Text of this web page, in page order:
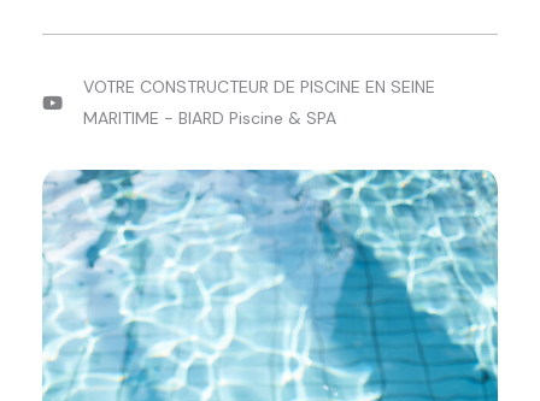
VOTRE CONSTRUCTEUR DE PISCINE EN SEINE
MARITIME - BIARD Piscine & SPA